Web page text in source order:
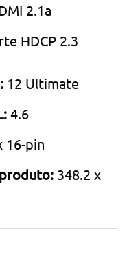
2.1a
HDCP 2.3
12 Ultimate
4.6
16-pin
348.2 x